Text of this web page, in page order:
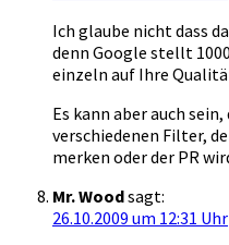
Ich glaube nicht dass
denn Google stellt
einzeln auf Ihre
Es kann aber auch
verschiedenen Filter,
merken oder der PR
Mr. Woodsagt:
26.10.2009 um 12:31 Uhr